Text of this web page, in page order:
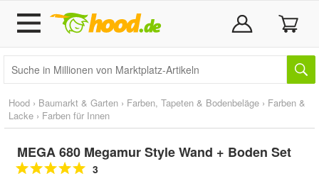
Hood › Baumarkt & Garten › Farben, Tapeten & Bodenbeläge › Farben &
Lacke › Farben für Innen
MEGA 680 Megamur Style Wand + Boden Set
3